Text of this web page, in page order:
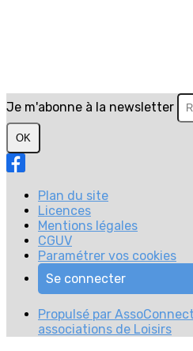
Je m'abonne à la newsletter
OK
Plan du site
Licences
Mentions légales
CGUV
Paramétrer vos cookies
Se connecter
Propulsé par
associations de Loisirs